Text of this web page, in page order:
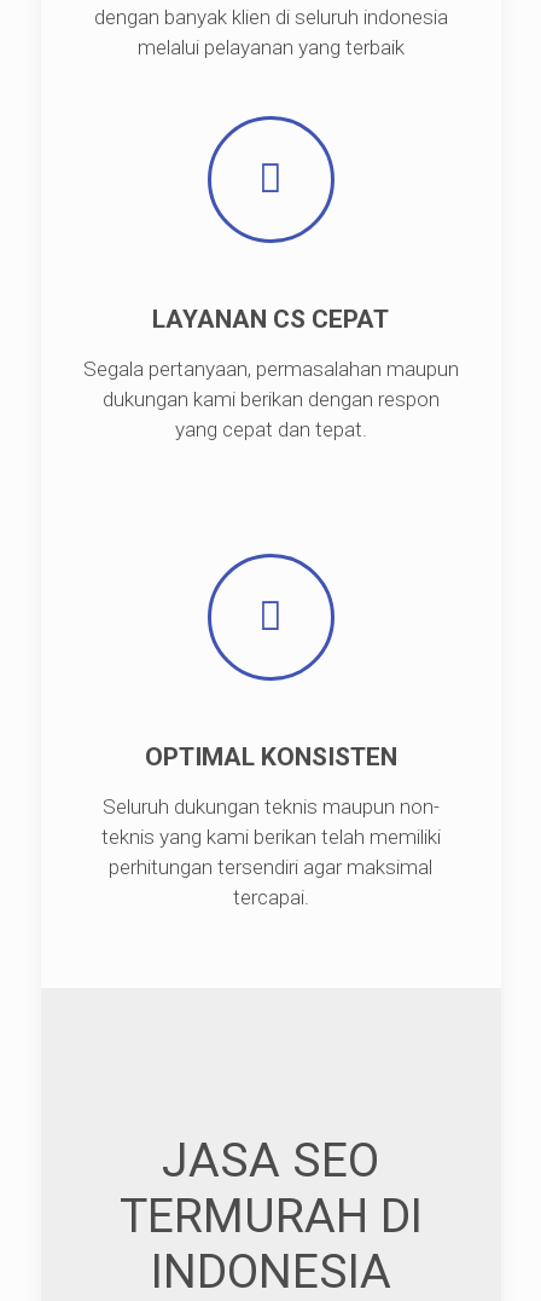
dengan banyak klien di seluruh indonesia
melalui pelayanan yang terbaik
LAYANAN CS CEPAT
Segala pertanyaan, permasalahan maupun
dukungan kami berikan dengan respon
yang cepat dan tepat.
OPTIMAL KONSISTEN
Seluruh dukungan teknis maupun non-
teknis yang kami berikan telah memiliki
perhitungan tersendiri agar maksimal
tercapai.
JASA SEO
TERMURAH DI
INDONESIA